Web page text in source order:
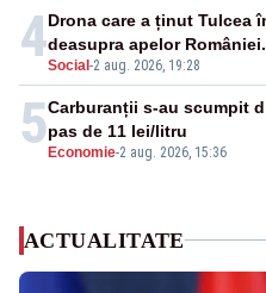
4Social-2 aug. 2026, 19:28
Drona care a ținut Tulcea
deasupra apelor
5Economie-2 aug. 2026, 15:36
Carburanții s-au scumpit
pas de 11 lei/litru
ACTUALITATE